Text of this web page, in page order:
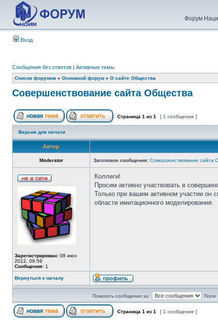
Форум
Вход
Сообщения без ответов | Активные темы
Список форумов » Основной форум » О сайте Общества
Совершенствование сайта Общества
Страница 1 из 1 [ 1 сообщение ]
Версия для печати
Автор
Moderator Заголовок сообщения: Совершенствование сайта
Зарегистрирован: 08 июн
2012, 09:59
Сообщения: 1
Коллеги!
Просим активно участвовать в
Только при вашем активном участии он
области имитационного моделирования.
Вернуться к началу
Показать сообщения за: Поле
Страница 1 из 1 [ 1 сообщение ]